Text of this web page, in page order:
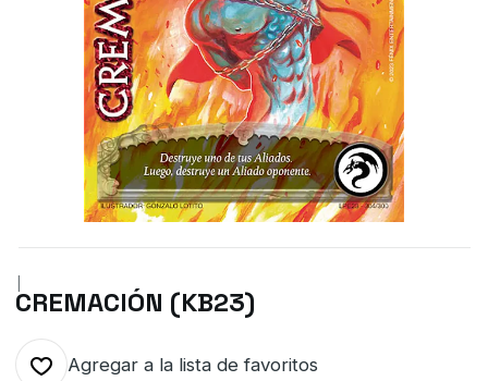
|
CREMACIÓN (KB23)
Agregar a la lista de favoritos